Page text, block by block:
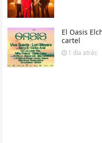
El Oasis
cartel
1 día atrás